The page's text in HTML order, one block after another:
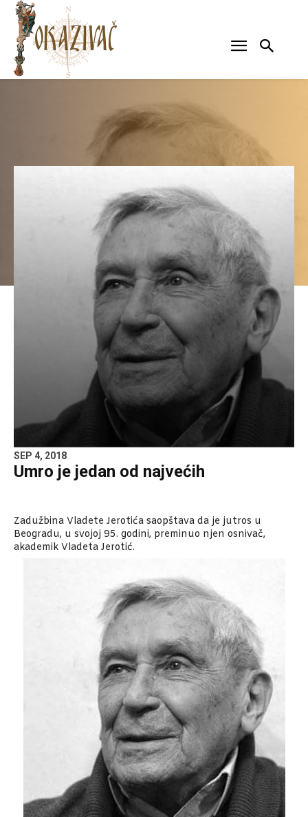
SEP 4, 2018
Umro je jedan od najvećih
Zadužbina Vladete Jerotića saopštava da je jutros u
Beogradu, u svojoj 95. godini, preminuo njen osnivač,
akademik Vladeta Jerotić.